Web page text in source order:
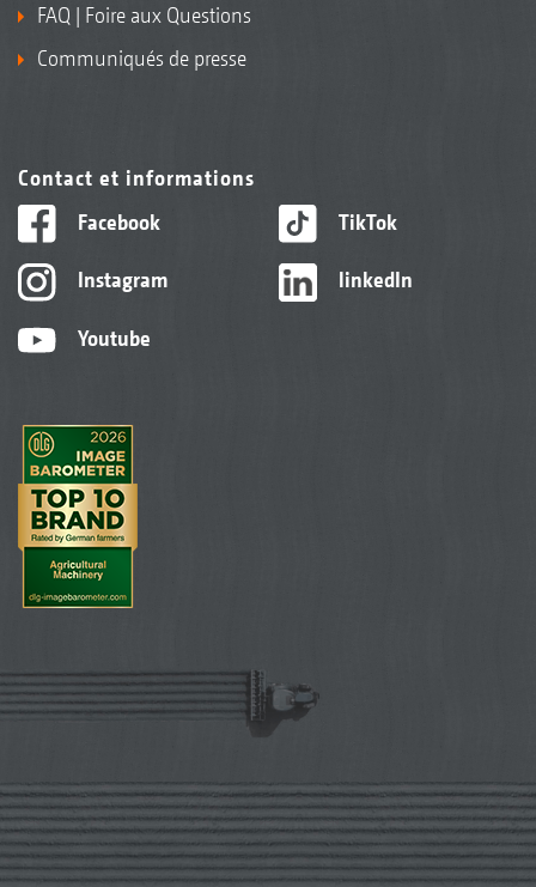
FAQ | Foire aux Questions
Communiqués de presse
Contact et informations
Facebook
Instagram
Youtube
TikTok
linkedIn